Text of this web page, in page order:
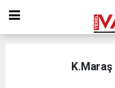
K.Maraş